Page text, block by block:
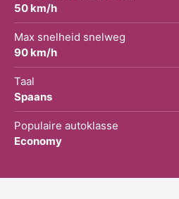
50 km/h
Max snelheid snelweg
90 km/h
Taal
Spaans
Populaire autoklasse
Economy